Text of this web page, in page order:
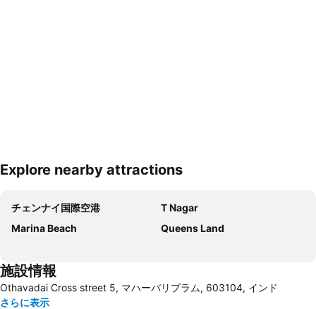
Explore nearby attractions
チェンナイ国際空港
T Nagar
Marina Beach
Queens Land
施設情報
Othavadai Cross street 5, マハーバリプラム, 603104, インド
さらに表示